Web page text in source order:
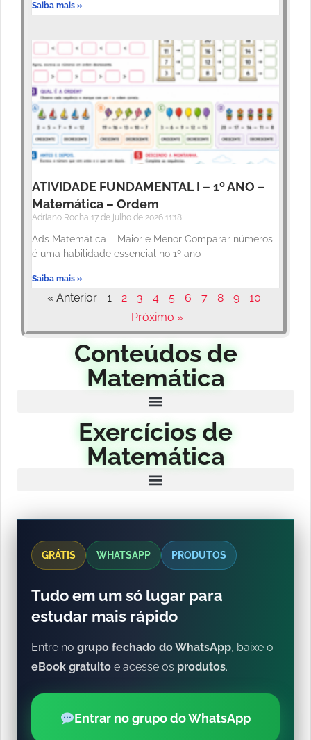
Saiba mais »
ATIVIDADE FUNDAMENTAL I – 1º ANO –
Matemática – Ordem
Adriano Rocha 17 de julho de 2026 11:18
Ads Matemática – Maior e Menor Comparar números
é uma habilidade essencial no 1º ano
Saiba mais »
« Anterior 1 2 3 4 5 6 7 8 9
10
Próximo »
Conteúdos de
Matemática
Exercícios de
Matemática
GRÁTIS WHATSAPP PRODUTOS
Tudo em um só lugar para
estudar mais rápido
Entre no grupo fechado do WhatsApp, baixe o
eBook gratuito e acesse os produtos.
Entrar no grupo do WhatsApp